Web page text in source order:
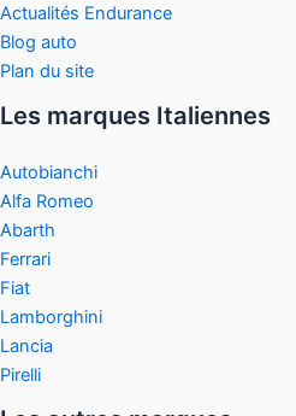
Actualités Endurance
Blog auto
Plan du site
Les marques Italiennes
Autobianchi
Alfa Romeo
Abarth
Ferrari
Fiat
Lamborghini
Lancia
Pirelli